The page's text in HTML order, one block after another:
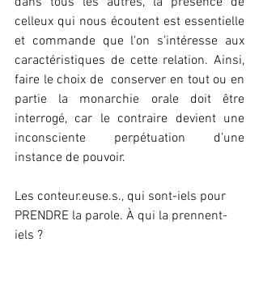
celleux qui nous écoutent est essentielle
et commande que l'on s'intéresse aux
caractéristiques de cette relation. Ainsi,
faire le choix de  conserver en tout ou en
partie la monarchie orale doit être
interrogé, car le contraire devient une
inconsciente perpétuation d’une
instance de pouvoir.
Les conteur.euse.s., qui sont-iels pour
PRENDRE la parole. À qui la prennent-
iels ?